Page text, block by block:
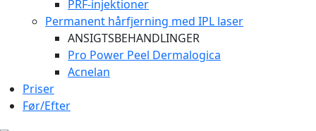
PRF-injektioner
Permanent hårfjerning med IPL laser
ANSIGTSBEHANDLINGER
Pro Power Peel Dermalogica
Acnelan
Priser
Før/Efter